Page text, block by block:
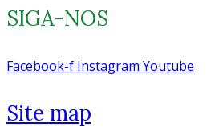
SIGA-NOS
Facebook-f Instagram Youtube
Site map